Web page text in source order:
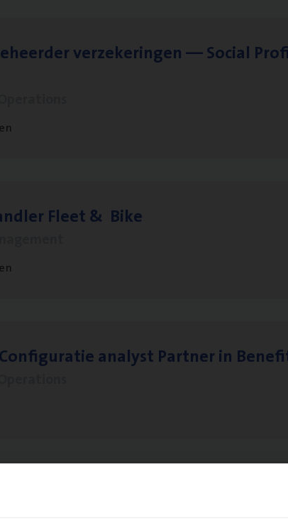
ver­ze­ke­rin­gen — Soci­al
Fleet& Bike
ana­lyst Part­ner in